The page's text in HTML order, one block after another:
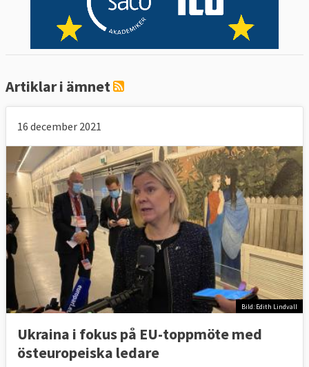
Läs mer
Artiklar i ämnet
16 december 2021
Bild: Edith Lindvall
Ukraina i fokus på EU-toppmöte med
östeuropeiska ledare